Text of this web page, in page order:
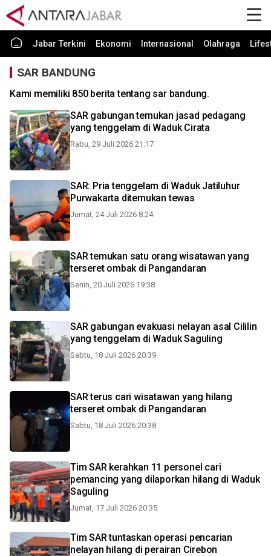
Jabar Terkini Ekonomi Internasional Olahraga
SAR BANDUNG
Kami memiliki 850 berita tentang sar bandung.
SAR gabungan temukan jasad pedagang
yang tenggelam di Waduk Cirata
Rabu, 29 Juli 2026 21:17
SAR: Pria tenggelam di Waduk Jatiluhur
Purwakarta ditemukan tewas
Jumat, 24 Juli 2026 8:24
SAR temukan satu orang wisatawan yang
terseret ombak di Pangandaran
Senin, 20 Juli 2026 19:38
SAR gabungan evakuasi nelayan asal Cililin
yang tenggelam di Waduk Saguling
Sabtu, 18 Juli 2026 20:39
SAR terus cari wisatawan yang hilang
terseret ombak di Pangandaran
Sabtu, 18 Juli 2026 20:38
Tim SAR kerahkan 11 personel cari
pemancing yang dilaporkan hilang di Waduk
Saguling
Jumat, 17 Juli 2026 20:35
Tim SAR tuntaskan operasi pencarian
nelayan hilang di perairan Cirebon